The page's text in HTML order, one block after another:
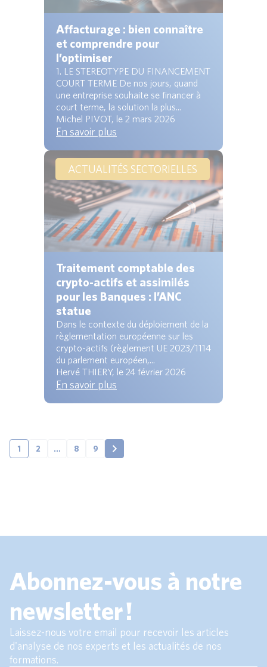
Affacturage : bien connaître
et comprendre pour
l’optimiser
1. LE STEREOTYPE DU FINANCEMENT
COURT TERME De nos jours, quand
une entreprise souhaite se financer à
court terme, la solution la plus...
Michel PIVOT, le 2 mars 2026
En savoir plus
ACTUALITÉS SECTORIELLES
Traitement comptable des
crypto-actifs et assimilés
pour les Banques : l’ANC
statue
Dans le contexte du déploiement de la
règlementation européenne sur les
crypto-actifs (règlement UE 2023/1114
du parlement européen,...
Hervé THIERY, le 24 février 2026
En savoir plus
1 2 … 8 9
Abonnez-vous à notre
newsletter !
Laissez-nous votre email pour recevoir les articles
d'analyse de nos experts et les actualités de nos
formations.